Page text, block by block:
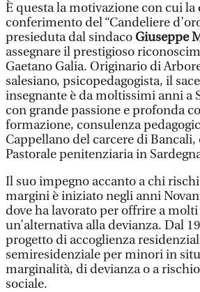
È questa la motivazione con cui
conferimento del “Candeliere
presieduta dal sindacoGiuseppe
assegnare il prestigioso
Gaetano Galia. Originario di
salesiano, psicopedagogista, il
insegnante è da moltissimi anni a
con grande passione e profonda
formazione, consulenza
Cappellano del carcere di
Pastorale penitenziaria in
Il suo impegno accanto a chi
margini è iniziato negli anni
dove ha lavorato per offrire a
un’alternativa alla devianza. Dal
progetto di accoglienza
semiresidenziale per minori in
marginalità, di devianza o a
sociale.